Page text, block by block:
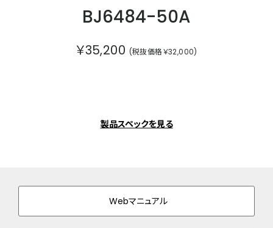
BJ6484-50A
￥35,200 (税抜価格￥32,000)
製品スペックを見る
Webマニュアル